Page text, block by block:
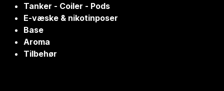
Tanker - Coiler - Pods
E-væske & nikotinposer
Base
Aroma
Tilbehør